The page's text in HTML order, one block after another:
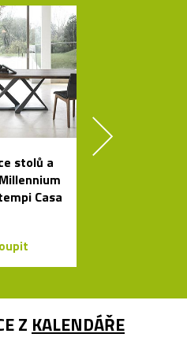
stolů a
Casa
Z KALENDÁŘE